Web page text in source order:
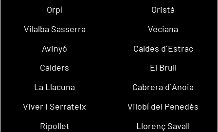
Orpí
Oristà
Vilalba Sasserra
Veciana
Avinyó
Caldes d´Estrac
Calders
El Brull
La Llacuna
Cabrera d´Anoia
Viver i Serrateix
Vilobí del Penedès
Ripollet
Llorenç Savall